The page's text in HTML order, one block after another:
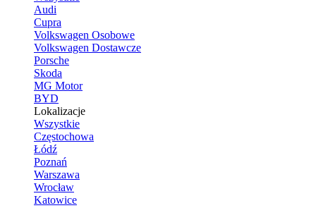
Audi
Cupra
Volkswagen Osobowe
Volkswagen Dostawcze
Porsche
Skoda
MG Motor
BYD
Lokalizacje
Wszystkie
Częstochowa
Łódź
Poznań
Warszawa
Wrocław
Katowice